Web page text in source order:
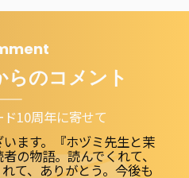
本当に執筆に必要なことなんで
が、二人の距離を近づけていく
々癒やし系ラブコメ、堂々開幕!
らのコメント
10周年に寄せて
ます。『ホヅミ先生と茉
の物語。読んでくれて、
て、ありがとう。今後も